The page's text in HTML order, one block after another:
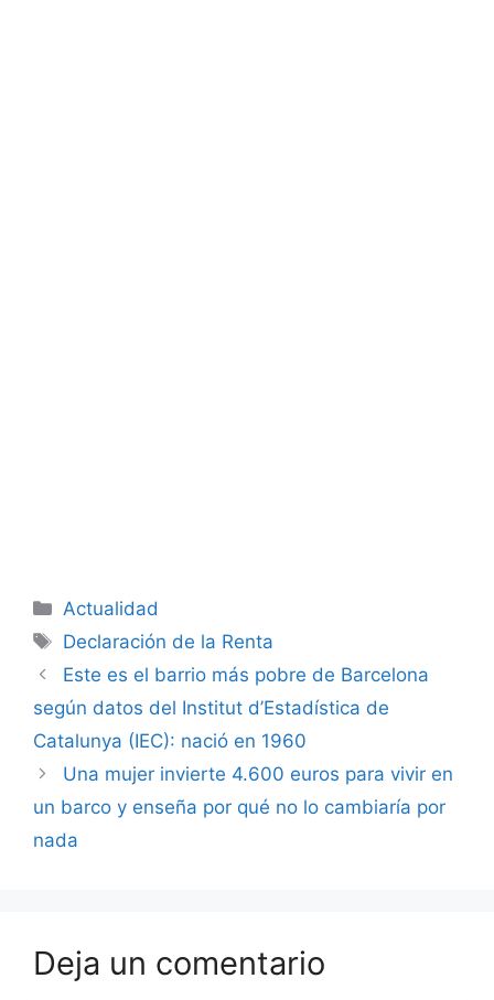
Categorías
Actualidad
Etiquetas
Declaración de la Renta
Este es el barrio más pobre de Barcelona
según datos del Institut d’Estadística de
Catalunya (IEC): nació en 1960
Una mujer invierte 4.600 euros para vivir en
un barco y enseña por qué no lo cambiaría por
nada
Deja un comentario